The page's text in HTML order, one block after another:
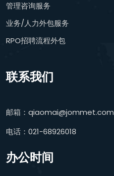
管理咨询服务
业务/人力外包服务
RPO招聘流程外包
联系我们
邮箱：qiaomai@jommet.com
电话：021-68926018
办公时间